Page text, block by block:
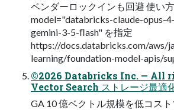
ベンダーロックインも回避 使い⽅
model="databricks-claude-opus-
gemini-3-5-ﬂash" を指定
https://docs.databricks.com/aws/
learning/foundation-model-apis/
©2026 Databricks Inc. — All
Vector Search ストレージ最適
GA 10 億ベクトル規模を低コス